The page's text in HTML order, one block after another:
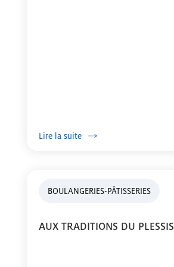
Lire la suite
BOULANGERIES-PÂTISSERIES
AUX TRADITIONS DU PLESSIS